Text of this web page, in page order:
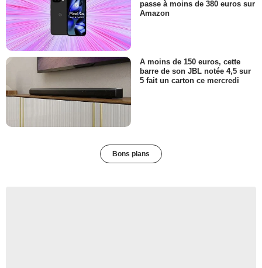
passe à moins de 380 euros sur
Amazon
A moins de 150 euros, cette
barre de son JBL notée 4,5 sur
5 fait un carton ce mercredi
Bons plans